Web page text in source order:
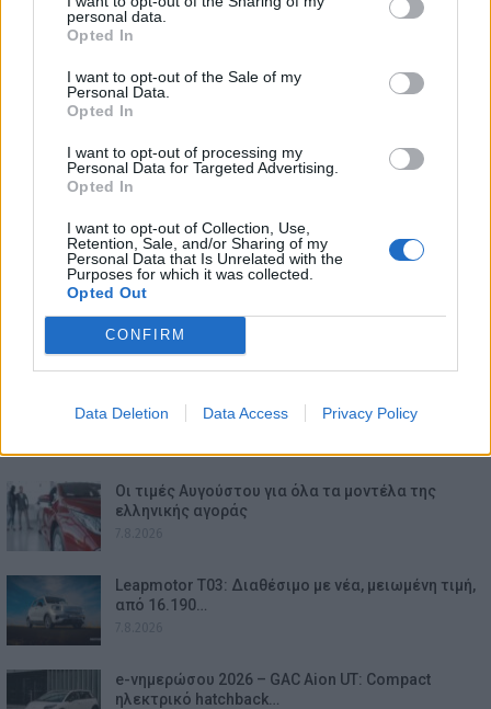
personal data.
Opted In
I want to opt-out of the Sale of my
Personal Data.
Opted In
I want to opt-out of processing my
Personal Data for Targeted Advertising.
Opted In
I want to opt-out of Collection, Use,
Retention, Sale, and/or Sharing of my
Personal Data that Is Unrelated with the
Purposes for which it was collected.
Opted Out
CONFIRM
Data Deletion Data Access Privacy Policy
ΕΠΙΚΑΙΡΟΤΗΤΑ
όφελος 2.000…
Οι τιμές Αυγούστου για όλα τα μοντέλα της
ελληνικής αγοράς
Leapmotor T03: Διαθέσιμο με νέα, μειωμένη τιμή,
από 16.190…
e-νημερώσου 2026 – GAC Aion UT: Compact
ηλεκτρικό hatchback…